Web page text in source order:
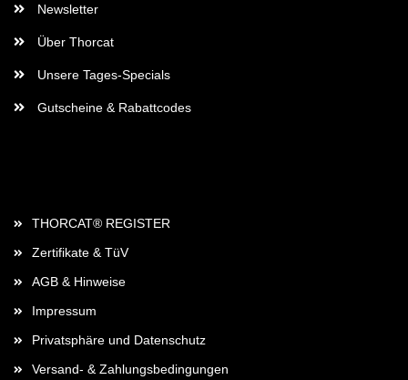
Newsletter
Über Thorcat
Unsere Tages-Specials
Gutscheine & Rabattcodes
THORCAT® REGISTER
Zertifikate & TüV
AGB & Hinweise
Impressum
Privatsphäre und Datenschutz
Versand- & Zahlungsbedingungen